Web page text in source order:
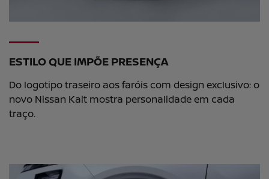
ESTILO QUE IMPÕE PRESENÇA
Do logotipo traseiro aos faróis com design exclusivo: o
novo Nissan Kait mostra personalidade em cada
traço.